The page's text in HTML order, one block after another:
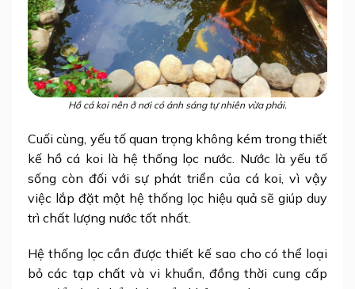
Hồ cá koi nên ở nơi có ánh sáng tự nhiên vừa phải.
Cuối cùng, yếu tố quan trọng không kém trong thiết
kế hồ cá koi là hệ thống lọc nước. Nước là yếu tố
sống còn đối với sự phát triển của cá koi, vì vậy
việc lắp đặt một hệ thống lọc hiệu quả sẽ giúp duy
trì chất lượng nước tốt nhất.
Hệ thống lọc cần được thiết kế sao cho có thể loại
bỏ các tạp chất và vi khuẩn, đồng thời cung cấp